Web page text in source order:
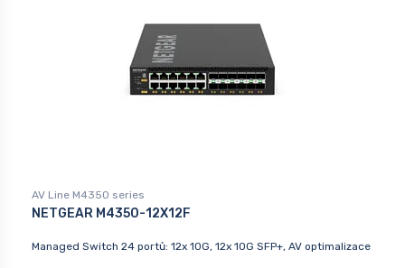
AV Line M4350 series
NETGEAR M4350-12X12F
Managed Switch 24 portů: 12x 10G, 12x 10G SFP+, AV optimalizace